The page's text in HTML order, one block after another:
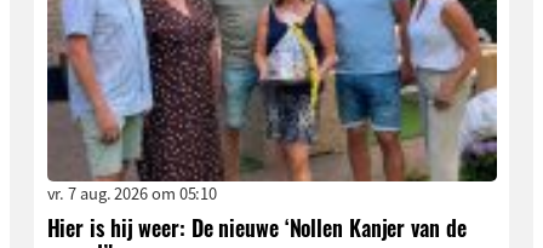
vr. 7 aug. 2026 om 05:10
Hier is hij weer: De nieuwe ‘Nollen Kanjer van de